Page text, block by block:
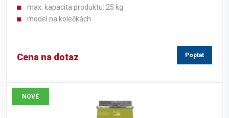
max. kapacita produktu: 25 kg
model na kolečkách
Cena na dotaz Poptat
NOVÉ